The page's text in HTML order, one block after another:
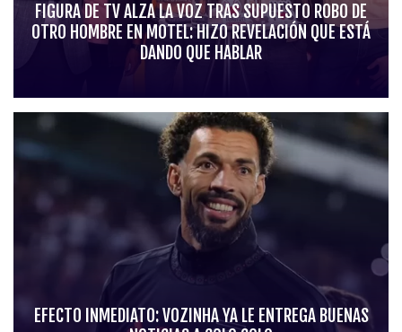
FIGURA DE TV ALZA LA VOZ TRAS SUPUESTO ROBO DE
OTRO HOMBRE EN MOTEL: HIZO REVELACIÓN QUE ESTÁ
DANDO QUE HABLAR
EFECTO INMEDIATO: VOZINHA YA LE ENTREGA BUENAS